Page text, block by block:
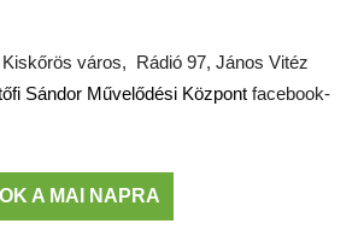
város, Rádió 97, János Vitéz
Sándor Művelődési Központ facebook-
A MAI NAPRA